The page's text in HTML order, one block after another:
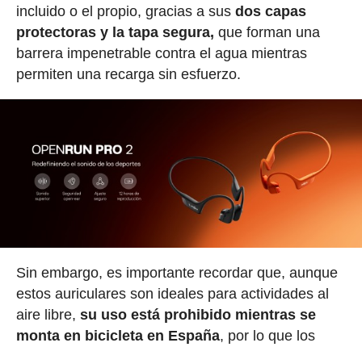
incluido o el propio, gracias a sus dos capas
protectoras y la tapa segura, que forman una
barrera impenetrable contra el agua mientras
permiten una recarga sin esfuerzo.
Sin embargo, es importante recordar que, aunque
estos auriculares son ideales para actividades al
aire libre, su uso está prohibido mientras se
monta en bicicleta en España, por lo que los